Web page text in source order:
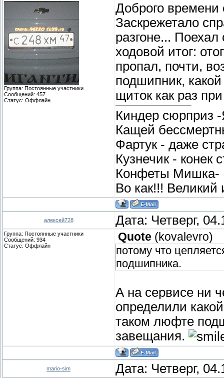
Группа: Постоянные участники
Сообщений: 457
Статус: Оффлайн
Доброго времени
Заскрежетало
разгоне... Поехал
ходовой итог:
пропал, почти,
подшипник,
щиток как раз
Киндер сюрприз
Кащей
Фартук - даже
Кузнечик - конек
Конфеты Мишка-
Во как!!! Великий
алексей728 Дата: Четверг,
Группа: Постоянные участники
Сообщений: 934
Статус: Оффлайн
Quote (kovalevro)
потому что
подшипника.
А на сервисе ни
определили
таком люфте
завещания.
mario-sim Дата: Четверг,